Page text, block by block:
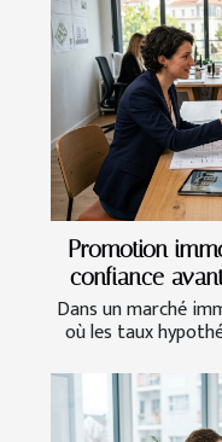
Promotion
confiance
Dans un marché
où les taux